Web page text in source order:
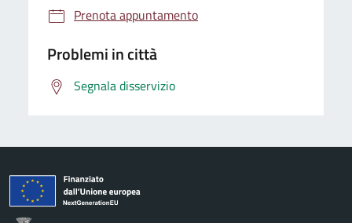
Prenota appuntamento
Problemi in città
Segnala disservizio